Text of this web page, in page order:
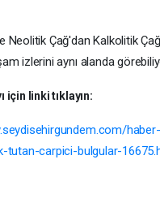
Neolitik Çağ'dan Kalkolitik
izlerini aynı alanda
için linki tıklayın:
tutan-carpici-bulgular-